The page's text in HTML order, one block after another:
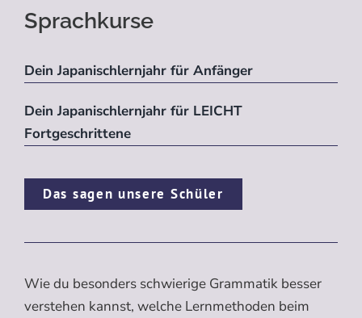
Sprachkurse
Dein Japanischlernjahr für Anfänger
Dein Japanischlernjahr für LEICHT
Fortgeschrittene
Das sagen unsere Schüler
Wie du besonders schwierige Grammatik besser
verstehen kannst, welche Lernmethoden beim